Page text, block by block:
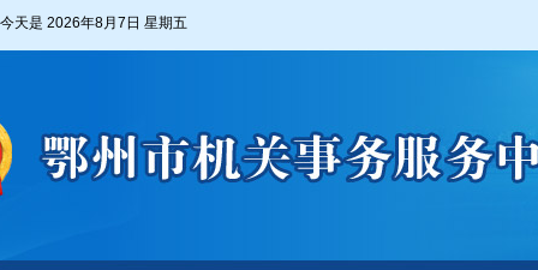
今天是 2026年8月7日 星期五